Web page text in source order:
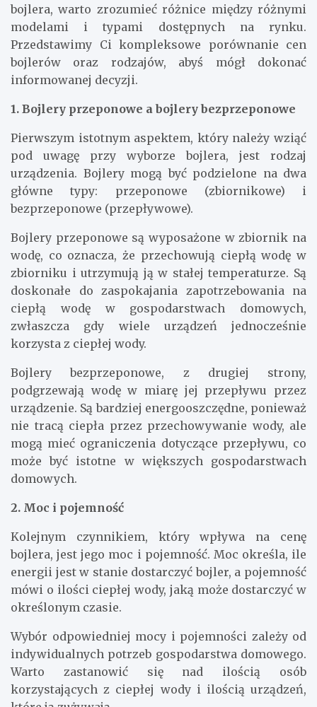
bojlera, warto zrozumieć różnice między różnymi
modelami i typami dostępnych na rynku.
Przedstawimy Ci kompleksowe porównanie cen
bojlerów oraz rodzajów, abyś mógł dokonać
informowanej decyzji.
1. Bojlery przeponowe a bojlery bezprzeponowe
Pierwszym istotnym aspektem, który należy wziąć
pod uwagę przy wyborze bojlera, jest rodzaj
urządzenia. Bojlery mogą być podzielone na dwa
główne typy: przeponowe (zbiornikowe) i
bezprzeponowe (przepływowe).
Bojlery przeponowe są wyposażone w zbiornik na
wodę, co oznacza, że przechowują ciepłą wodę w
zbiorniku i utrzymują ją w stałej temperaturze. Są
doskonałe do zaspokajania zapotrzebowania na
ciepłą wodę w gospodarstwach domowych,
zwłaszcza gdy wiele urządzeń jednocześnie
korzysta z ciepłej wody.
Bojlery bezprzeponowe, z drugiej strony,
podgrzewają wodę w miarę jej przepływu przez
urządzenie. Są bardziej energooszczędne, ponieważ
nie tracą ciepła przez przechowywanie wody, ale
mogą mieć ograniczenia dotyczące przepływu, co
może być istotne w większych gospodarstwach
domowych.
2. Moc i pojemność
Kolejnym czynnikiem, który wpływa na cenę
bojlera, jest jego moc i pojemność. Moc określa, ile
energii jest w stanie dostarczyć bojler, a pojemność
mówi o ilości ciepłej wody, jaką może dostarczyć w
określonym czasie.
Wybór odpowiedniej mocy i pojemności zależy od
indywidualnych potrzeb gospodarstwa domowego.
Warto zastanowić się nad ilością osób
korzystających z ciepłej wody i ilością urządzeń,